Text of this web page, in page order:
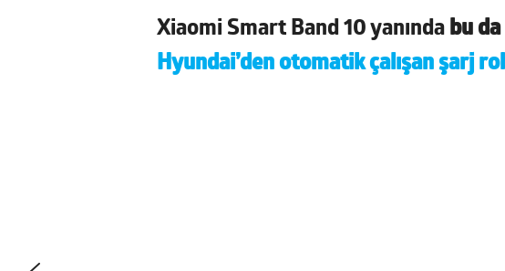
Xiaomi Smart Band 10 yanında bu
Hyundai’den otomatik çalışan şarj